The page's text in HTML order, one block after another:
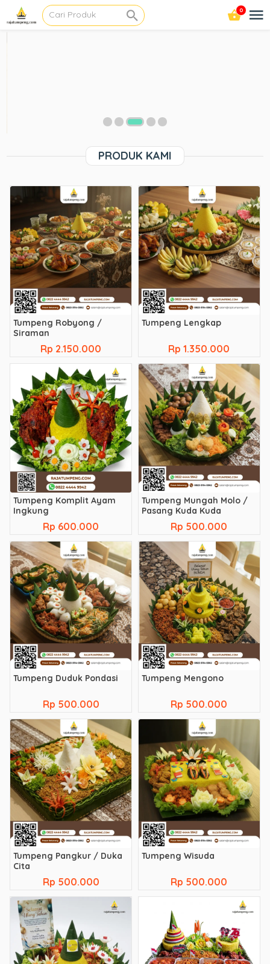
0
PRODUK KAMI
Tumpeng Robyong /
Siraman
Rp 2.150.000
Tumpeng Lengkap
Rp 1.350.000
Tumpeng Komplit Ayam
Ingkung
Rp 600.000
Tumpeng Mungah Molo /
Pasang Kuda Kuda
Rp 500.000
Tumpeng Duduk Pondasi
Rp 500.000
Tumpeng Mengono
Rp 500.000
Tumpeng Pangkur / Duka
Cita
Rp 500.000
Tumpeng Wisuda
Rp 500.000